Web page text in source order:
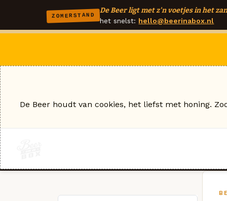
ZOMERSTAND
De Beer ligt met z'n voetjes in het
het snelst: hello@beerinabox.nl
De Beer houdt van cookies, het liefst met honing.